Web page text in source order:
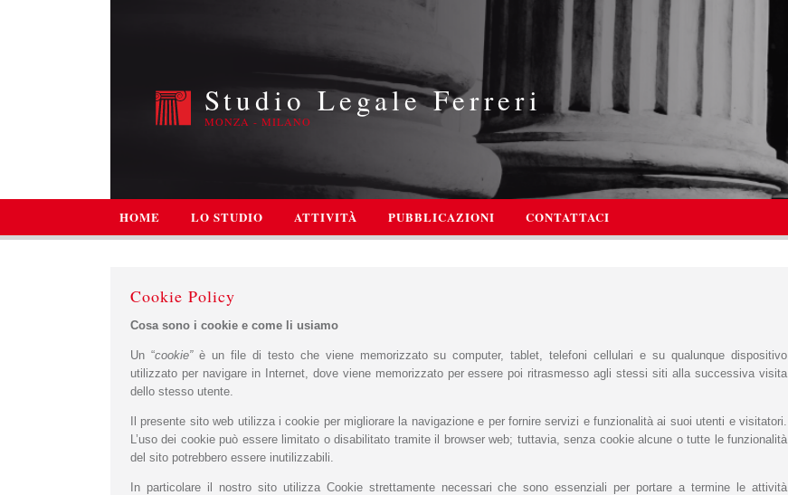
Studio Legale Ferreri
MONZA - MILANO
HOME LO STUDIO ATTIVITÀ PUBBLICAZIONI CONTATTACI
Cookie Policy
Cosa sono i cookie e come li usiamo
Un “cookie” è un file di testo che viene memorizzato su computer, tablet, telefoni cellulari e su qualunque dispositivo
utilizzato per navigare in Internet, dove viene memorizzato per essere poi ritrasmesso agli stessi siti alla successiva visita
dello stesso utente.
Il presente sito web utilizza i cookie per migliorare la navigazione e per fornire servizi e funzionalità ai suoi utenti e visitatori.
L’uso dei cookie può essere limitato o disabilitato tramite il browser web; tuttavia, senza cookie alcune o tutte le funzionalità
del sito potrebbero essere inutilizzabili.
In particolare il nostro sito utilizza Cookie strettamente necessari che sono essenziali per portare a termine le attività